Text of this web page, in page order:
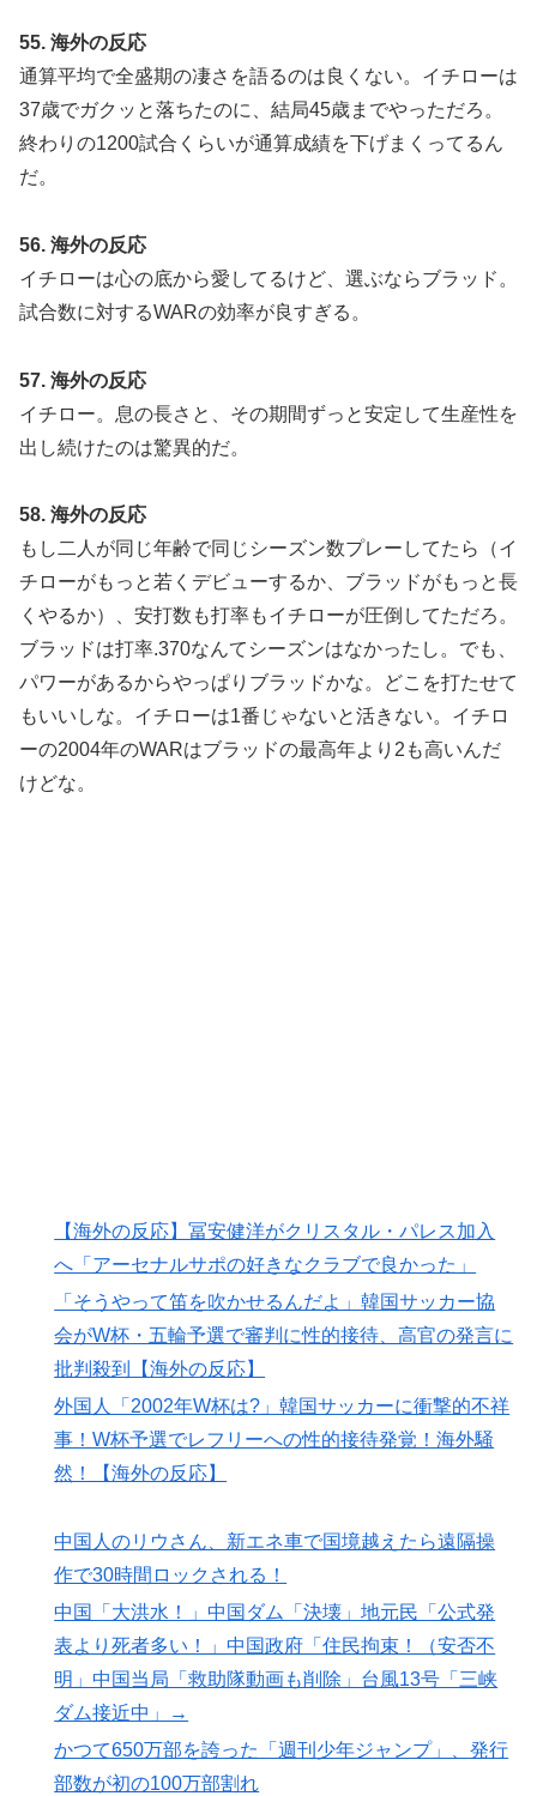
55. 海外の反応
通算平均で全盛期の凄さを語るのは良くない。イチローは
37歳でガクッと落ちたのに、結局45歳までやっただろ。
終わりの1200試合くらいが通算成績を下げまくってるん
だ。
56. 海外の反応
イチローは心の底から愛してるけど、選ぶならブラッド。
試合数に対するWARの効率が良すぎる。
57. 海外の反応
イチロー。息の長さと、その期間ずっと安定して生産性を
出し続けたのは驚異的だ。
58. 海外の反応
もし二人が同じ年齢で同じシーズン数プレーしてたら（イ
チローがもっと若くデビューするか、ブラッドがもっと長
くやるか）、安打数も打率もイチローが圧倒してただろ。
ブラッドは打率.370なんてシーズンはなかったし。でも、
パワーがあるからやっぱりブラッドかな。どこを打たせて
もいいしな。イチローは1番じゃないと活きない。イチロ
ーの2004年のWARはブラッドの最高年より2も高いんだ
けどな。
【海外の反応】冨安健洋がクリスタル・パレス加入
へ「アーセナルサポの好きなクラブで良かった」
「そうやって笛を吹かせるんだよ」韓国サッカー協
会がW杯・五輪予選で審判に性的接待、高官の発言に
批判殺到【海外の反応】
外国人「2002年W杯は?」韓国サッカーに衝撃的不祥
事！W杯予選でレフリーへの性的接待発覚！海外騒
然！【海外の反応】
中国人のリウさん、新エネ車で国境越えたら遠隔操
作で30時間ロックされる！
中国「大洪水！」中国ダム「決壊」地元民「公式発
表より死者多い！」中国政府「住民拘束！（安否不
明」中国当局「救助隊動画も削除」台風13号「三峡
ダム接近中」→
かつて650万部を誇った「週刊少年ジャンプ」、発行
部数が初の100万部割れ